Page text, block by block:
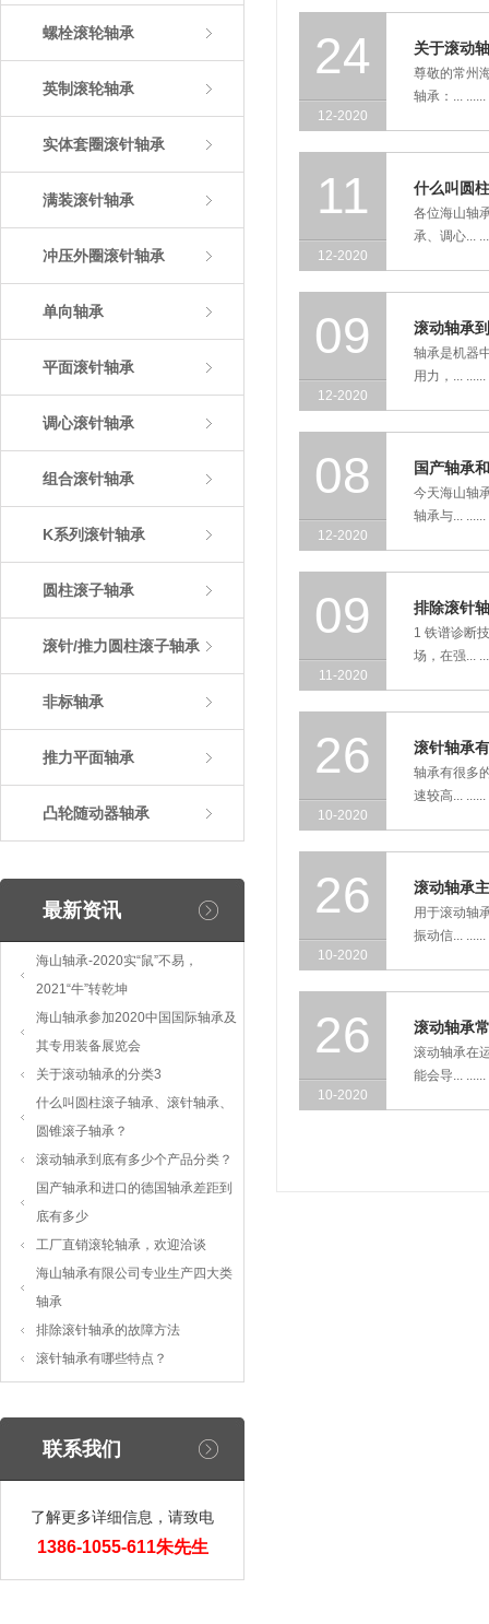
螺栓滚轮轴承
英制滚轮轴承
实体套圈滚针轴承
满装滚针轴承
冲压外圈滚针轴承
单向轴承
平面滚针轴承
调心滚针轴承
组合滚针轴承
K系列滚针轴承
圆柱滚子轴承
滚针/推力圆柱滚子轴承
非标轴承
推力平面轴承
凸轮随动器轴承
最新资讯
海山轴承-2020实“鼠”不易，
2021“牛”转乾坤
海山轴承参加2020中国国际轴承及
其专用装备展览会
关于滚动轴承的分类3
什么叫圆柱滚子轴承、滚针轴承、
圆锥滚子轴承？
滚动轴承到底有多少个产品分类？
国产轴承和进口的德国轴承差距到
底有多少
工厂直销滚轮轴承，欢迎洽谈
海山轴承有限公司专业生产四大类
轴承
排除滚针轴承的故障方法
滚针轴承有哪些特点？
联系我们
了解更多详细信息，请致电
1386-1055-611朱先生
24
12-2020
关于滚动
尊敬的常州
轴承：... ......
11
12-2020
什么叫圆
各位海山轴
承、调心...
09
12-2020
滚动轴承
轴承是机器
用力，... ......
08
12-2020
国产轴承
今天海山轴
轴承与... ......
09
11-2020
排除滚针
1 铁谱诊断
场，在强...
26
10-2020
滚针轴承
轴承有很多
速较高... ......
26
10-2020
滚动轴承
用于滚动轴
振动信... ......
26
10-2020
滚动轴承
滚动轴承在
能会导... ......